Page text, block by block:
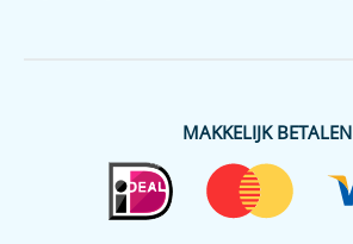
MAKKELIJK BETALEN